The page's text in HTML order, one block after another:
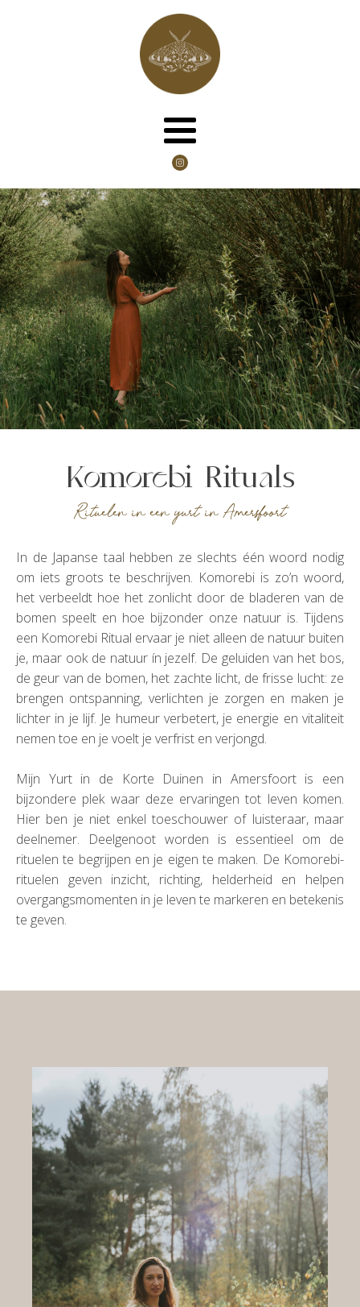
Komorebi Rituals
Rituelen in een yurt in Amersfoort
In de Japanse taal hebben ze slechts één woord nodig
om iets groots te beschrijven. Komorebi is zo’n woord,
het verbeeldt hoe het zonlicht door de bladeren van de
bomen speelt en hoe bijzonder onze natuur is. Tijdens
een Komorebi Ritual ervaar je niet alleen de natuur buiten
je, maar ook de natuur ín jezelf. De geluiden van het bos,
de geur van de bomen, het zachte licht, de frisse lucht: ze
brengen ontspanning, verlichten je zorgen en maken je
lichter in je lijf. Je humeur verbetert, je energie en vitaliteit
nemen toe en je voelt je verfrist en verjongd.
Mijn Yurt in de Korte Duinen in Amersfoort is een
bijzondere plek waar deze ervaringen tot leven komen.
Hier ben je niet enkel toeschouwer of luisteraar, maar
deelnemer. Deelgenoot worden is essentieel om de
rituelen te begrijpen en je eigen te maken. De Komorebi-
rituelen geven inzicht, richting, helderheid en helpen
overgangsmomenten in je leven te markeren en betekenis
te geven.